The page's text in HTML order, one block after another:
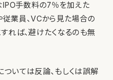
IPO手数料の7％を加えた
業員、VCから見た場合の
れば、避けたくなるのも無
ついては反論、もしくは誤解